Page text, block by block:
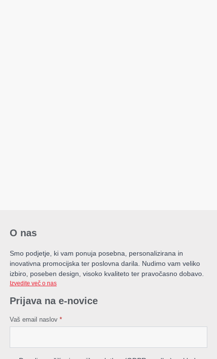
O nas
Smo podjetje, ki vam ponuja posebna, personalizirana in
inovativna promocijska ter poslovna darila. Nudimo vam veliko
izbiro, poseben design, visoko kvaliteto ter pravočasno dobavo.
Izvedite več o nas
Prijava na e-novice
Vaš email naslov *